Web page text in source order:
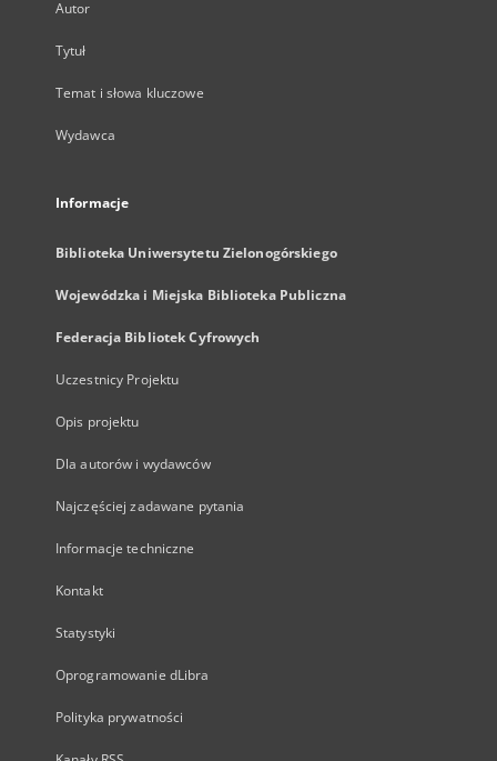
Autor
Tytuł
Temat i słowa kluczowe
Wydawca
Informacje
Biblioteka Uniwersytetu Zielonogórskiego
Wojewódzka i Miejska Biblioteka Publiczna
Federacja Bibliotek Cyfrowych
Uczestnicy Projektu
Opis projektu
Dla autorów i wydawców
Najczęściej zadawane pytania
Informacje techniczne
Kontakt
Statystyki
Oprogramowanie dLibra
Polityka prywatności